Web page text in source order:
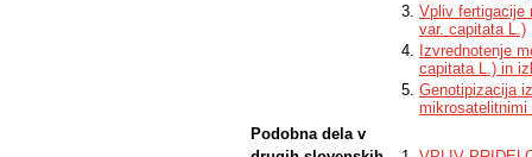
Vpliv fertigacije
var. capitata L.)
Izvrednotenje
capitata L.) in
Genotipizacija
mikrosatelitnimi
Podobna dela v